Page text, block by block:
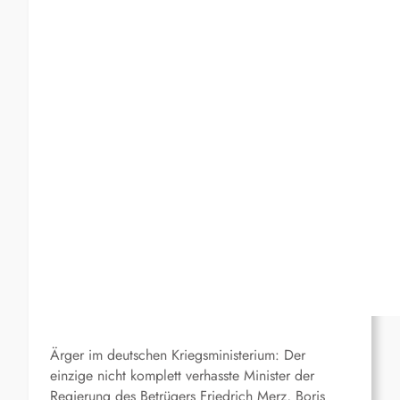
Ärger im deutschen Kriegsministerium: Der
einzige nicht komplett verhasste Minister der